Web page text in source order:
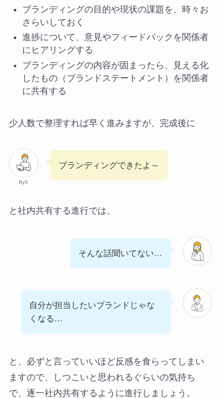
ブランディングの目的や現状の課題を、時々お
さらいしておく
進捗について、意見やフィードバックを関係者
にヒアリングする
ブランディングの内容が固まったら、見える化
したもの（ブランドステートメント）を関係者
に共有する
少人数で整理すれば早く進みますが、完成後に
RyS
ブランディングできたよ～
と社内共有する進行では、
そんな話聞いてない…
自分が担当したいブランドじゃな
くなる…
と、必ずと言っていいほど反感を食らってしまい
ますので、しつこいと思われるぐらいの気持ち
で、逐一社内共有するように進行しましょう。